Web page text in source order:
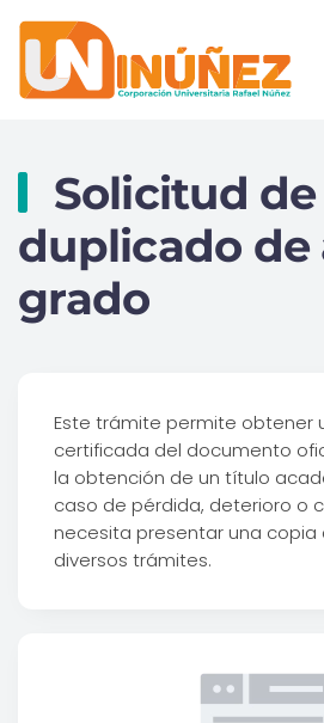
Skip to main content
Solicitud de
duplicado de
grado
Este trámite permite obtener
certificada del documento
la obtención de un título
caso de pérdida, deterioro o
necesita presentar una copia
diversos trámites.